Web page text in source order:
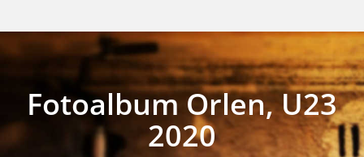
Fotoalbum Orlen, U23
2020